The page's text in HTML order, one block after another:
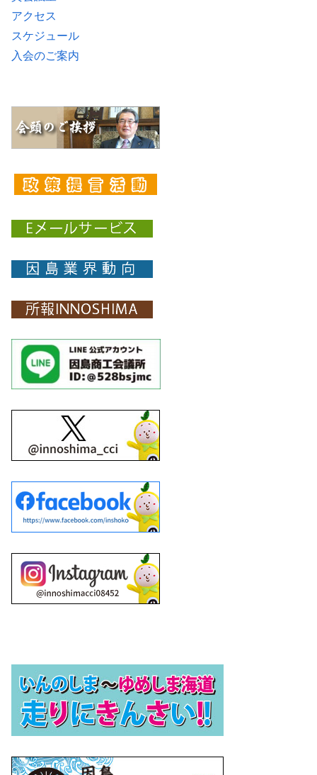
アクセス
スケジュール
入会のご案内